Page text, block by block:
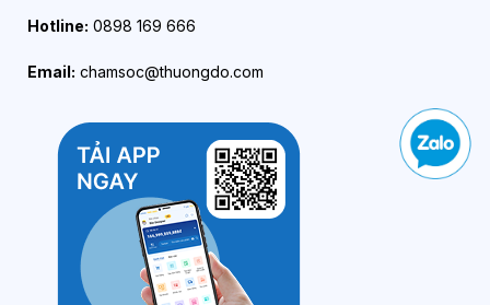
Hotline: 0898 169 666
Email: chamsoc@thuongdo.com